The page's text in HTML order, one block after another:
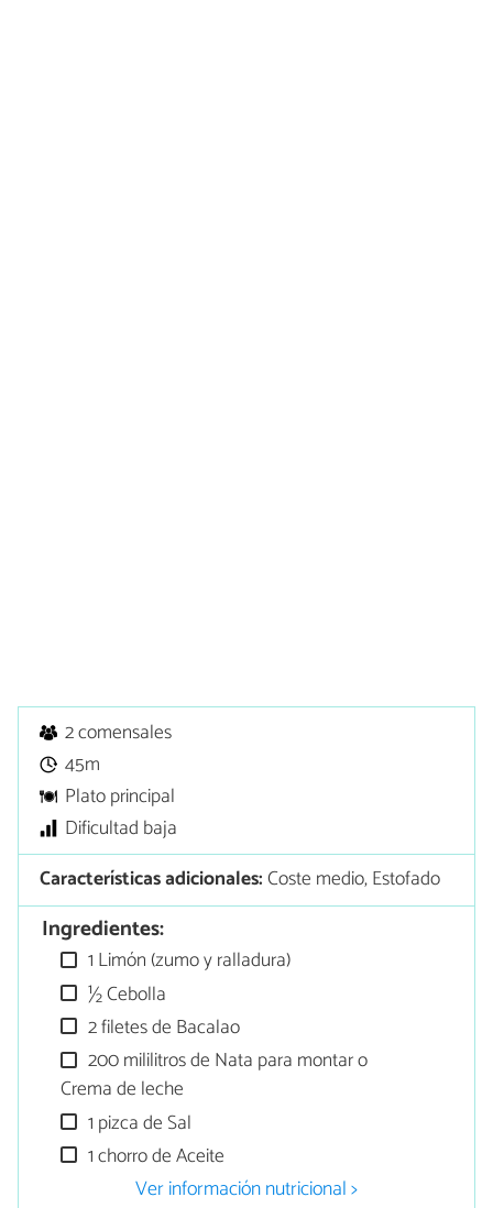
2 comensales
45m
Plato principal
Dificultad baja
Características adicionales:Coste medio, Estofado
Ingredientes:
1 Limón (zumo y ralladura)
½ Cebolla
2 filetes de Bacalao
200 mililitros de Nata para montar o
Crema de leche
1 pizca de Sal
1 chorro de Aceite
Ver información nutricional >